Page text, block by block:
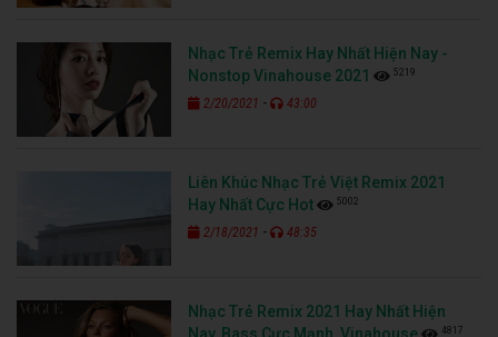
Nhạc Trẻ Remix Hay Nhất Hiện Nay -
Nonstop Vinahouse 2021
5219
2/20/2021 - 43:00
Liên Khúc Nhạc Trẻ Việt Remix 2021
Hay Nhất Cực Hot
5002
2/18/2021 - 48:35
Nhạc Trẻ Remix 2021 Hay Nhất Hiện
4817